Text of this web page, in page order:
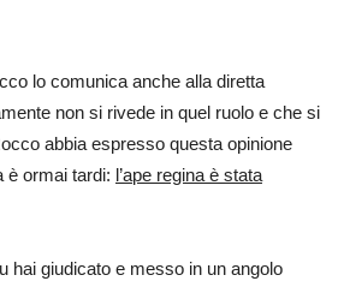
lo comunica anche alla diretta
non si rivede in quel ruolo e che si
abbia espresso questa opinione
è ormai tardi: l’ape regina è stata
hai giudicato e messo in un angolo